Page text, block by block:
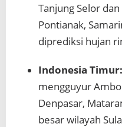
Tanjung Selor
Pontianak,
diprediksi hujan
Indonesia Timur:
mengguyur
Denpasar,
besar wilayah